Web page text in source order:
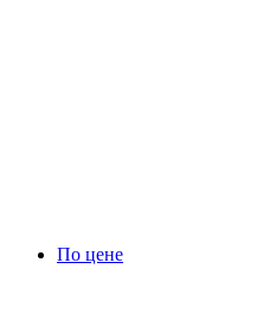
По цене